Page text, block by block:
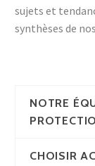
sujets et
synthèses de
NOTRE
CHOISIR